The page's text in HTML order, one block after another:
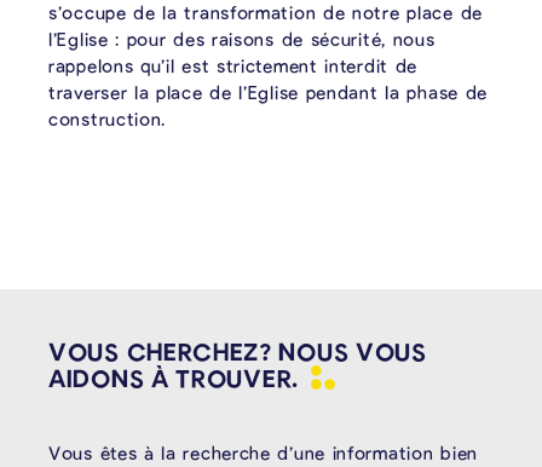
s’occupe de la transformation de notre place de
l’Eglise : pour des raisons de sécurité, nous
rappelons qu’il est strictement interdit de
traverser la place de l’Eglise pendant la phase de
construction.
VOUS CHERCHEZ? NOUS VOUS
AIDONS ÀTROUVER.
Vous êtes à la recherche d’une information bien